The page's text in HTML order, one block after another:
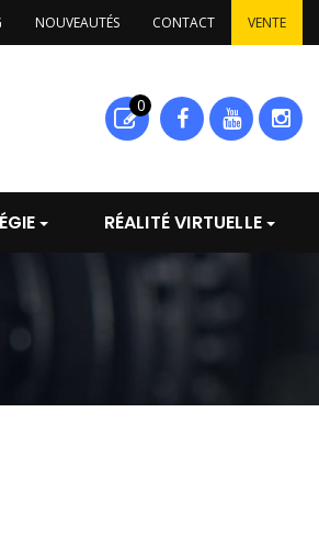
NOUVEAUTÉS CONTACT VENTE
0
RÉALITÉ VIRTUELLE